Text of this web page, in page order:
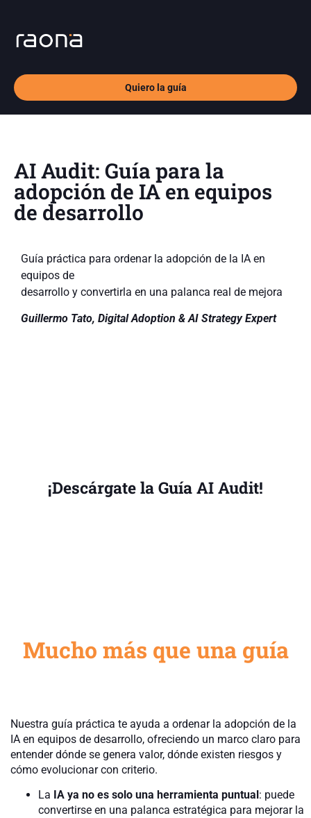
Quiero la guía
AI Audit: Guía para la
adopción de IA en equipos
de desarrollo
Guía práctica para ordenar la adopción de la IA en
equipos de
desarrollo y convertirla en una palanca real de mejora
Guillermo Tato, Digital Adoption & AI Strategy Expert
¡Descárgate la Guía AI Audit!
Mucho más que una guía
Nuestra guía práctica te ayuda a ordenar la adopción de la
IA en equipos de desarrollo, ofreciendo un marco claro para
entender dónde se genera valor, dónde existen riesgos y
cómo evolucionar con criterio.
La IA ya no es solo una herramienta puntual : puede
convertirse en una palanca estratégica para mejorar la